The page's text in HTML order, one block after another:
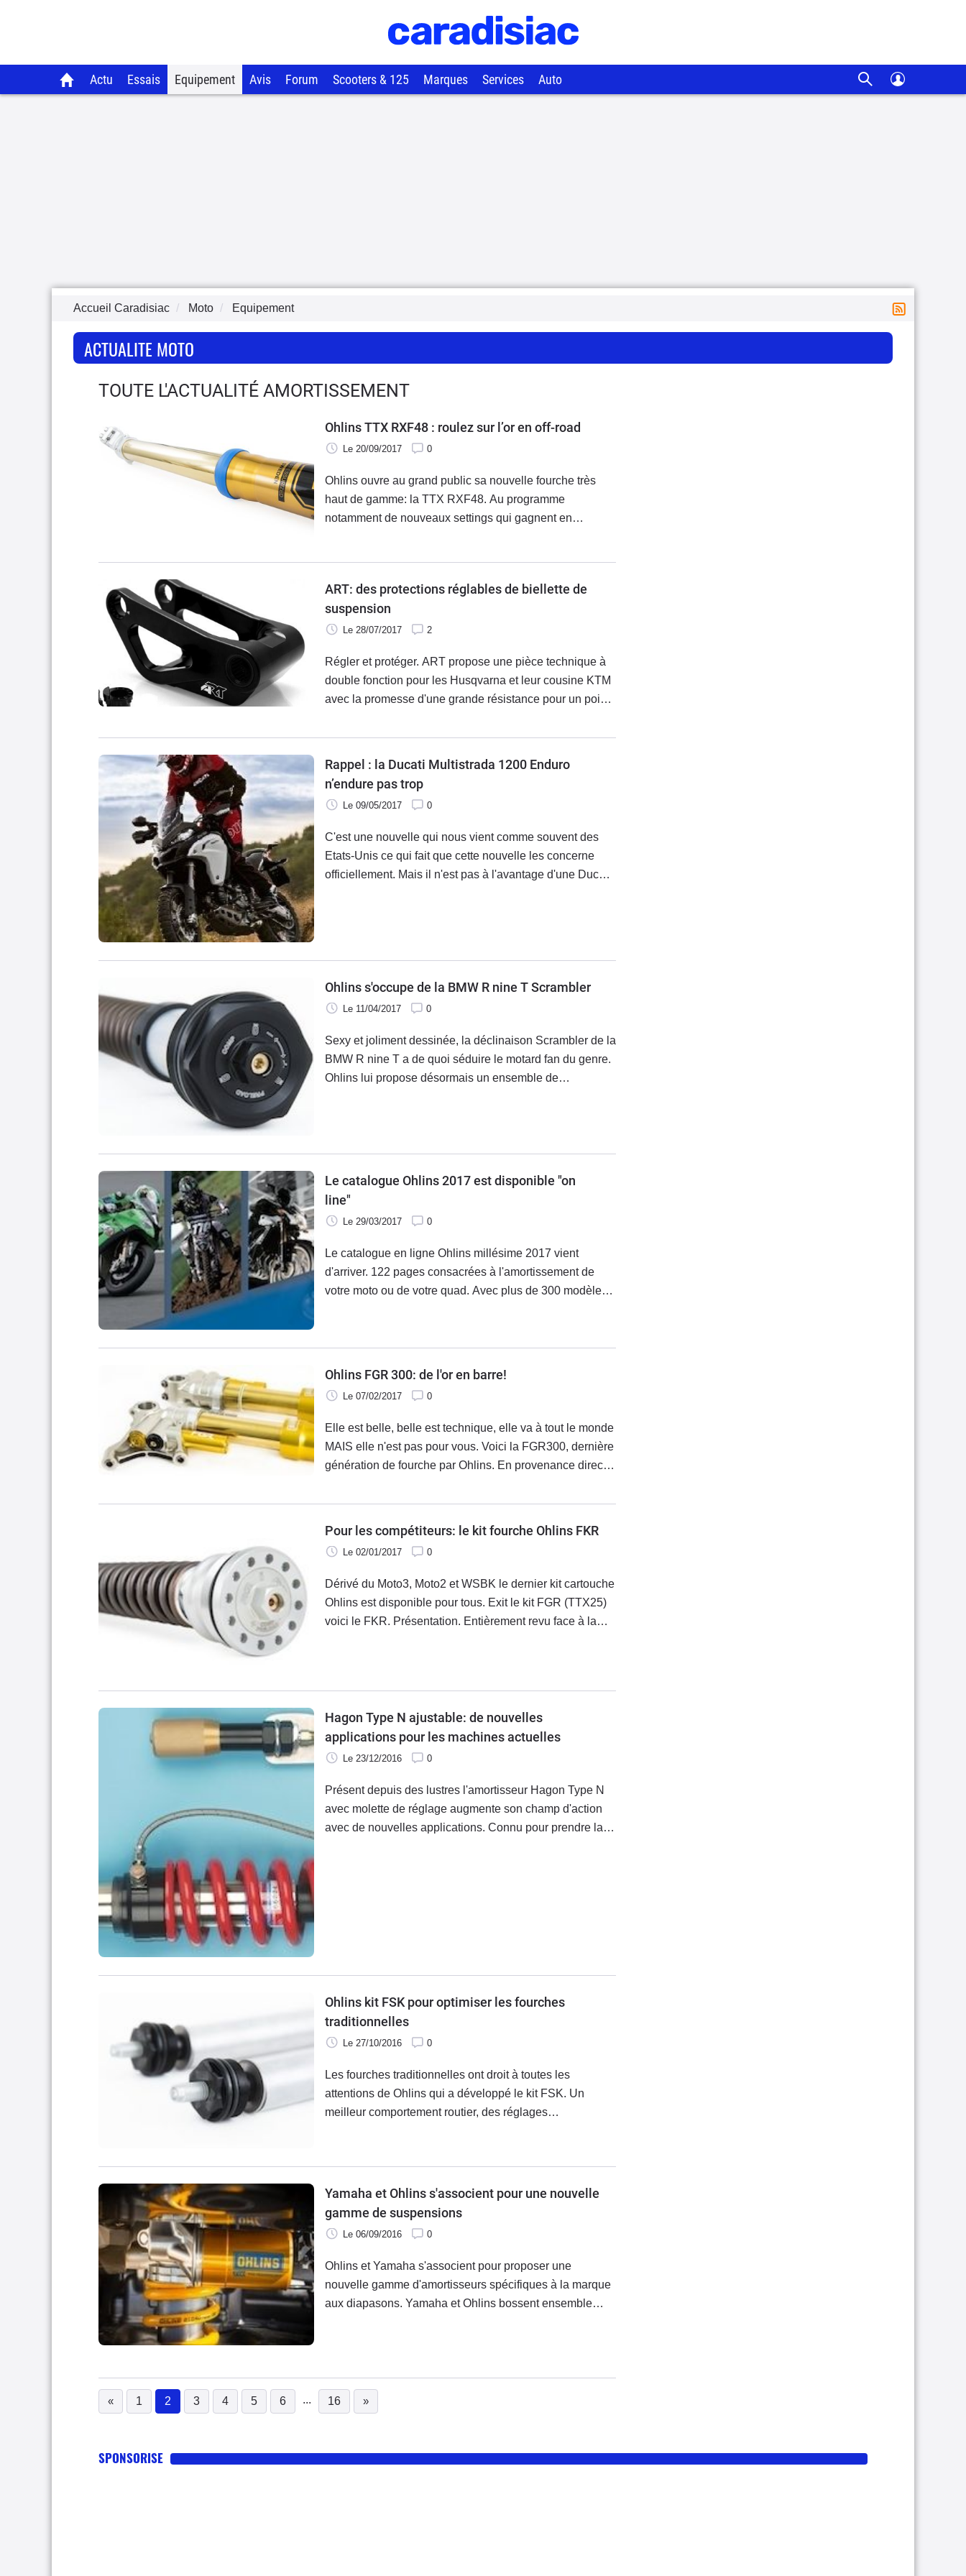
Actu Essais Equipement Avis Forum Scooters & 125 Marques Services Auto
Accueil Caradisiac Moto Equipement
ACTUALITE MOTO
TOUTE L'ACTUALITÉ AMORTISSEMENT
Ohlins TTX RXF48 : roulez sur l’or en off-road
Le 20/09/2017 0
Ohlins ouvre au grand public sa nouvelle fourche très
haut de gamme: la TTX RXF48. Au programme
notamment de nouveaux settings qui gagnent en
ART: des protections réglables de biellette de
suspension
Le 28/07/2017 2
Régler et protéger. ART propose une pièce technique à
double fonction pour les Husqvarna et leur cousine KTM
avec la promesse d'une grande résistance pour un poids
Rappel : la Ducati Multistrada 1200 Enduro
n’endure pas trop
Le 09/05/2017 0
C'est une nouvelle qui nous vient comme souvent des
Etats-Unis ce qui fait que cette nouvelle les concerne
officiellement. Mais il n'est pas à l'avantage d'une Ducati
Ohlins s'occupe de la BMW R nine T Scrambler
Le 11/04/2017 0
Sexy et joliment dessinée, la déclinaison Scrambler de la
BMW R nine T a de quoi séduire le motard fan du genre.
Ohlins lui propose désormais un ensemble de
Le catalogue Ohlins 2017 est disponible "on
line"
Le 29/03/2017 0
Le catalogue en ligne Ohlins millésime 2017 vient
d'arriver. 122 pages consacrées à l'amortissement de
votre moto ou de votre quad. Avec plus de 300 modèles
Ohlins FGR 300: de l'or en barre!
Le 07/02/2017 0
Elle est belle, belle est technique, elle va à tout le monde
MAIS elle n'est pas pour vous. Voici la FGR300, dernière
génération de fourche par Ohlins. En provenance directe
de Superbike, la FGR 300 est purement et simplement la
Pour les compétiteurs: le kit fourche Ohlins FKR
Le 02/01/2017 0
Dérivé du Moto3, Moto2 et WSBK le dernier kit cartouche
Ohlins est disponible pour tous. Exit le kit FGR (TTX25)
voici le FKR. Présentation. Entièrement revu face à la
Hagon Type N ajustable: de nouvelles
applications pour les machines actuelles
Le 23/12/2016 0
Présent depuis des lustres l'amortisseur Hagon Type N
avec molette de réglage augmente son champ d'action
avec de nouvelles applications. Connu pour prendre la
Ohlins kit FSK pour optimiser les fourches
traditionnelles
Le 27/10/2016 0
Les fourches traditionnelles ont droit à toutes les
attentions de Ohlins qui a développé le kit FSK. Un
meilleur comportement routier, des réglages
Yamaha et Ohlins s'associent pour une nouvelle
gamme de suspensions
Le 06/09/2016 0
Ohlins et Yamaha s'associent pour proposer une
nouvelle gamme d'amortisseurs spécifiques à la marque
aux diapasons. Yamaha et Ohlins bossent ensemble
« 1 2
(current)
3 4 5 6 ... 16 »
SPONSORISE